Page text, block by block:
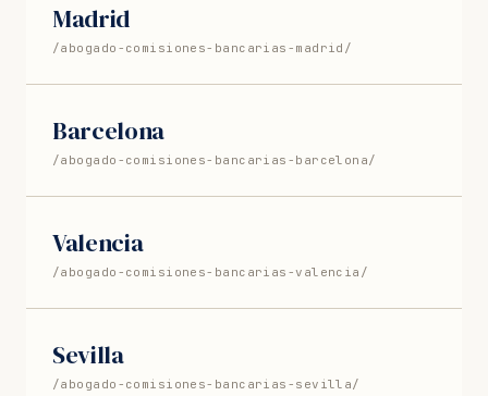
Madrid
/abogado-comisiones-bancarias-madrid/
Barcelona
/abogado-comisiones-bancarias-barcelona/
Valencia
/abogado-comisiones-bancarias-valencia/
Sevilla
/abogado-comisiones-bancarias-sevilla/